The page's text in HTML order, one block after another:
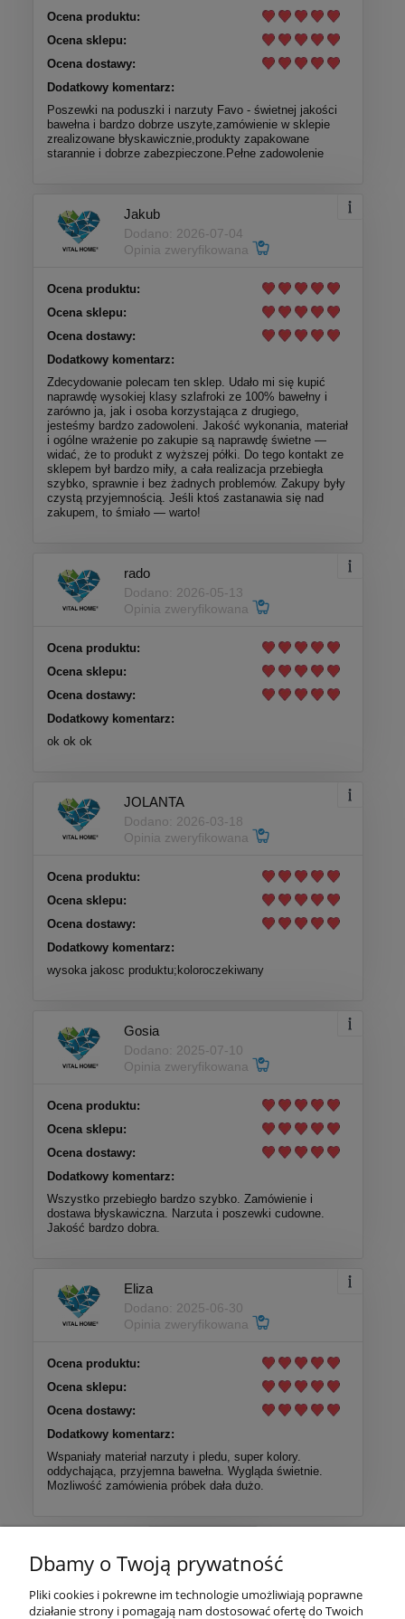
Ocena produktu:
Ocena sklepu:
Ocena dostawy:
Dodatkowy komentarz:
Poszewki na poduszki i narzuty Favo - świetnej jakości
bawełna i bardzo dobrze uszyte,zamówienie w sklepie
zrealizowane błyskawicznie,produkty zapakowane
starannie i dobrze zabezpieczone.Pełne zadowolenie
Jakub
Dodano: 2026-07-04
Opinia zweryfikowana
Ocena produktu:
Ocena sklepu:
Ocena dostawy:
Dodatkowy komentarz:
Zdecydowanie polecam ten sklep. Udało mi się kupić
naprawdę wysokiej klasy szlafroki ze 100% bawełny i
zarówno ja, jak i osoba korzystająca z drugiego,
jesteśmy bardzo zadowoleni. Jakość wykonania, materiał
i ogólne wrażenie po zakupie są naprawdę świetne —
widać, że to produkt z wyższej półki. Do tego kontakt ze
sklepem był bardzo miły, a cała realizacja przebiegła
szybko, sprawnie i bez żadnych problemów. Zakupy były
czystą przyjemnością. Jeśli ktoś zastanawia się nad
zakupem, to śmiało — warto!
rado
Dodano: 2026-05-13
Opinia zweryfikowana
Ocena produktu:
Ocena sklepu:
Ocena dostawy:
Dodatkowy komentarz:
ok ok ok
JOLANTA
Dodano: 2026-03-18
Opinia zweryfikowana
Ocena produktu:
Ocena sklepu:
Ocena dostawy:
Dodatkowy komentarz:
wysoka jakosc produktu;koloroczekiwany
Gosia
Dodano: 2025-07-10
Opinia zweryfikowana
Ocena produktu:
Ocena sklepu:
Ocena dostawy:
Dodatkowy komentarz:
Wszystko przebiegło bardzo szybko. Zamówienie i
dostawa błyskawiczna. Narzuta i poszewki cudowne.
Jakość bardzo dobra.
Eliza
Dodano: 2025-06-30
Opinia zweryfikowana
Ocena produktu:
Ocena sklepu:
Ocena dostawy:
Dodatkowy komentarz:
Wspaniały materiał narzuty i pledu, super kolory.
oddychająca, przyjemna bawełna. Wygląda świetnie.
Mozliwość zamówienia próbek dała dużo.
Pomoc
Dbamy o Twoją prywatność
Pliki cookies i pokrewne im technologie umożliwiają poprawne
działanie strony i pomagają nam dostosować ofertę do Twoich